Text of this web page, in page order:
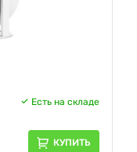
Есть на складе
КУПИТЬ